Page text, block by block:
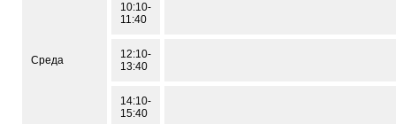
Среда
10:10-
11:40
12:10-
13:40
14:10-
15:40